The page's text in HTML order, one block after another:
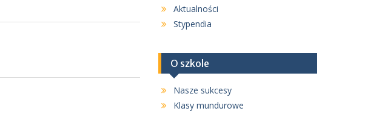
Aktualności
Stypendia
O szkole
Nasze sukcesy
Klasy mundurowe